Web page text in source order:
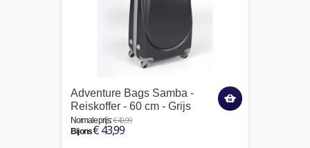
Adventure Bags Samba -
Reiskoffer - 60 cm - Grijs
Normale prijs:€ 49,99
Bij ons€ 43,99